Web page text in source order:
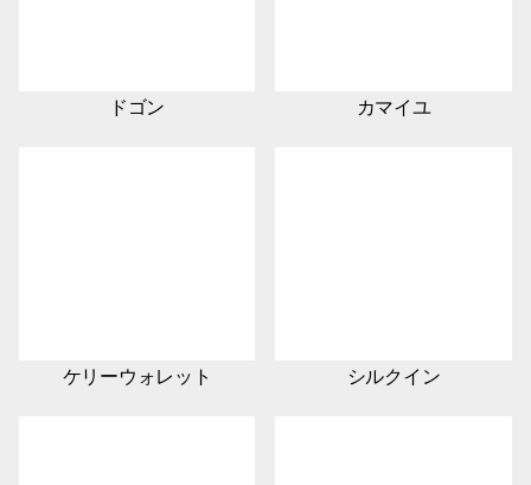
ドゴン カマイユ
ケリーウォレット シルクイン